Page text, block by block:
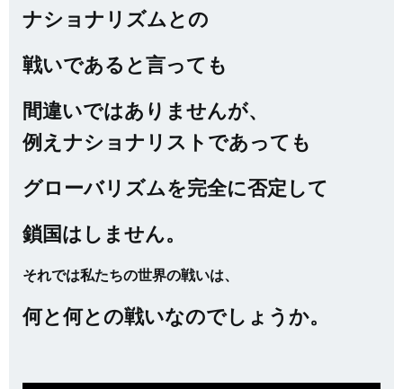
ナショナリズムとの
戦いであると言っても
間違いではありませんが、
例えナショナリストであっても
グローバリズムを完全に否定して
鎖国はしません。
それでは私たちの世界の戦いは、
何と何との戦いなのでしょうか。